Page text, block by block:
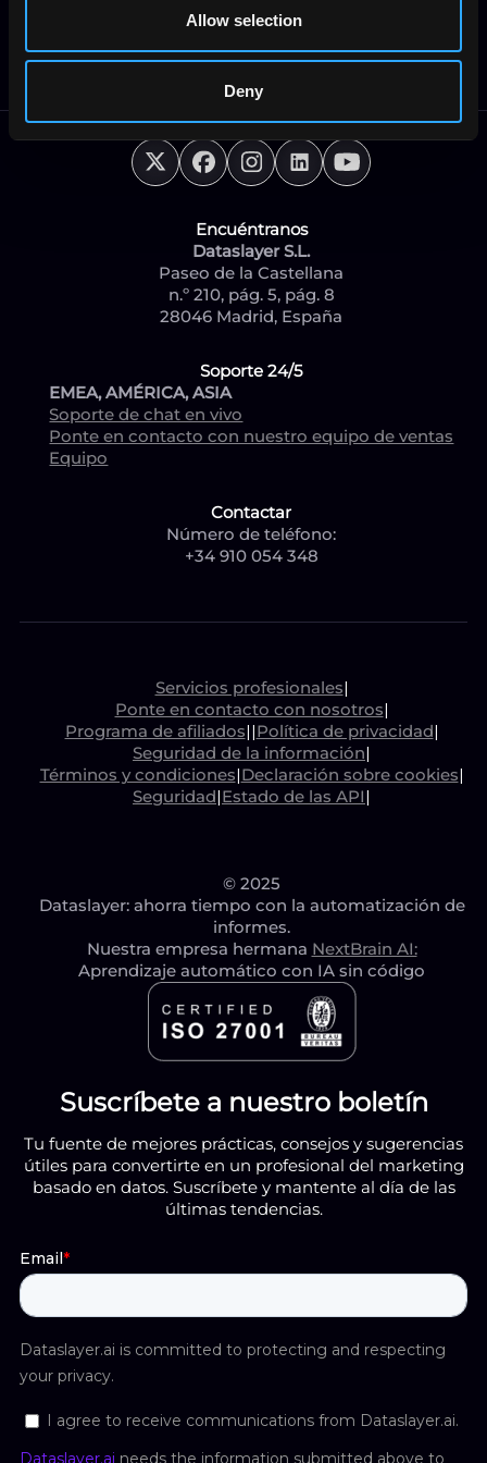
Allow selection
Deny
Reserva una llamada
Acerca de nosotros
Encuéntranos
Dataslayer S.L.
Paseo de la Castellana
n.º 210, pág. 5, pág. 8
28046 Madrid, España
Soporte 24/5
EMEA, AMÉRICA, ASIA
Soporte de chat en vivo
Ponte en contacto con nuestro equipo de ventas
Equipo
Contactar
Número de teléfono:
+34 910 054 348
Suscríbete a nuestro boletín
Tu fuente de mejores prácticas, consejos y sugerencias
útiles para convertirte en un profesional del marketing
basado en datos. Suscríbete y mantente al día de las
últimas tendencias.
Servicios profesionales|
Ponte en contacto con nosotros|
Programa de afiliados||Política de privacidad|
Seguridad de la información|
Términos y condiciones|Declaración sobre cookies|
Seguridad|Estado de las API|
© 2025
Dataslayer: ahorra tiempo con la automatización de
informes.
Nuestra empresa hermana NextBrain AI:
Aprendizaje automático con IA sin código